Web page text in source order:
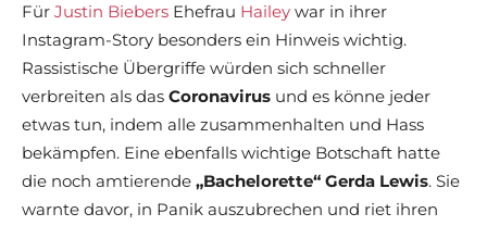
Für Justin Biebers Ehefrau Hailey war in ihrer
Instagram-Story besonders ein Hinweis wichtig.
Rassistische Übergriffe würden sich schneller
verbreiten als das Coronavirus und es könne jeder
etwas tun, indem alle zusammenhalten und Hass
bekämpfen. Eine ebenfalls wichtige Botschaft hatte
die noch amtierende „Bachelorette“ Gerda Lewis. Sie
warnte davor, in Panik auszubrechen und riet ihren